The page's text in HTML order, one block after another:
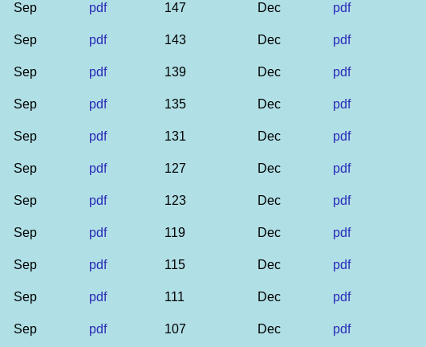
Sep pdf 147 Dec pdf
Sep pdf 143 Dec pdf
Sep pdf 139 Dec pdf
Sep pdf 135 Dec pdf
Sep pdf 131 Dec pdf
Sep pdf 127 Dec pdf
Sep pdf 123 Dec pdf
Sep pdf 119 Dec pdf
Sep pdf 115 Dec pdf
Sep pdf 111 Dec pdf
Sep pdf 107 Dec pdf